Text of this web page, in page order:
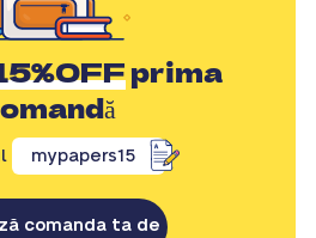
prima
mypapers15
comanda ta de